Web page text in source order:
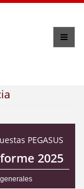
PEGASUS
2025